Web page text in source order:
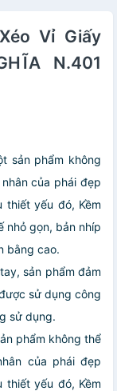
Vỉ Giấy
N.401
sản phẩm không
của phái đẹp
thiết yếu đó, Kềm
nhỏ gọn, bản nhíp
bằng cao.
sản phẩm đảm
sử dụng công
sử dụng.
phẩm không thể
của phái đẹp
thiết yếu đó, Kềm